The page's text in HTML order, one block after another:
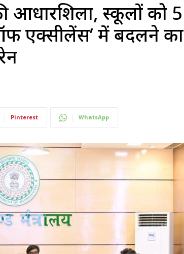
आधारशिला, स्कूलों को 5
एक्सीलेंस’ में बदलने का
Pinterest WhatsApp